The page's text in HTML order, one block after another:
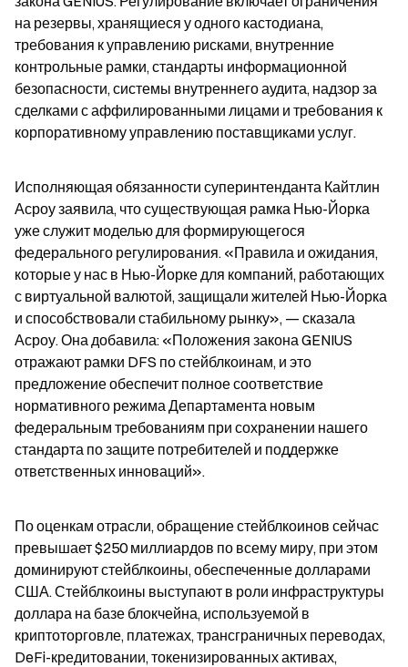
на резервы, хранящиеся у одного кастодиана,
требования к управлению рисками, внутренние
контрольные рамки, стандарты информационной
безопасности, системы внутреннего аудита, надзор за
сделками с аффилированными лицами и требования к
корпоративному управлению поставщиками услуг.
Исполняющая обязанности суперинтенданта Кайтлин
Асроу заявила, что существующая рамка Нью-Йорка
уже служит моделью для формирующегося
федерального регулирования. «Правила и ожидания,
которые у нас в Нью-Йорке для компаний, работающих
с виртуальной валютой, защищали жителей Нью-Йорка
и способствовали стабильному рынку», — сказала
Асроу. Она добавила: «Положения закона GENIUS
отражают рамки DFS по стейблкоинам, и это
предложение обеспечит полное соответствие
нормативного режима Департамента новым
федеральным требованиям при сохранении нашего
стандарта по защите потребителей и поддержке
ответственных инноваций».
По оценкам отрасли, обращение стейблкоинов сейчас
превышает $250 миллиардов по всему миру, при этом
доминируют стейблкоины, обеспеченные долларами
США. Стейблкоины выступают в роли инфраструктуры
доллара на базе блокчейна, используемой в
криптоторговле, платежах, трансграничных переводах,
DeFi-кредитовании, токенизированных активах,